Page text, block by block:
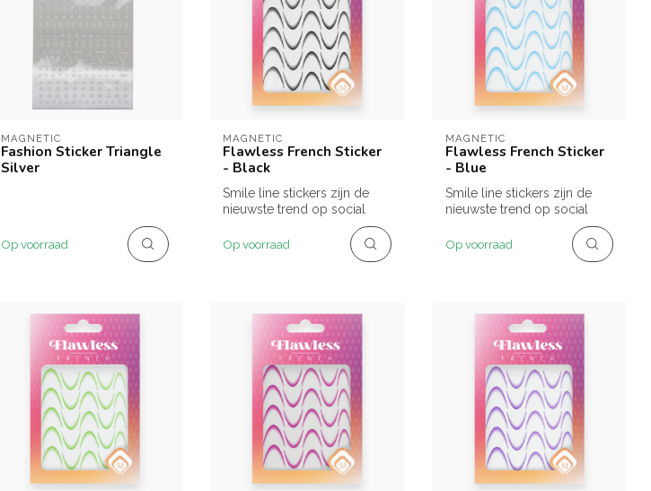
MAGNETIC
Fashion Sticker Triangle
Silver
Op voorraad
MAGNETIC
Flawless French Sticker
- Black
Smile line stickers zijn de
nieuwste trend op social
hebben...
Op voorraad
MAGNETIC
Flawless French Sticker
- Blue
Smile line stickers zijn de
nieuwste trend op social
hebben...
Op voorraad